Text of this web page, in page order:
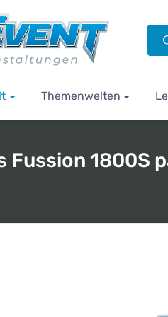
Themenwelten
Fussion 1800S